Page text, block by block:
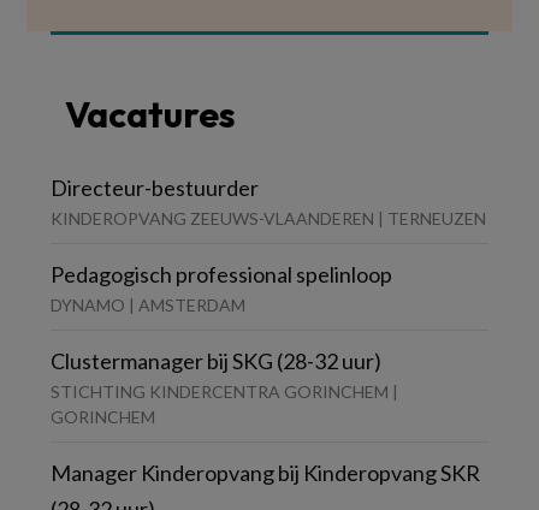
Vacatures
Directeur-bestuurder
KINDEROPVANG ZEEUWS-VLAANDEREN | TERNEUZEN
Pedagogisch professional spelinloop
DYNAMO | AMSTERDAM
Clustermanager bij SKG (28-32 uur)
STICHTING KINDERCENTRA GORINCHEM |
GORINCHEM
Manager Kinderopvang bij Kinderopvang SKR